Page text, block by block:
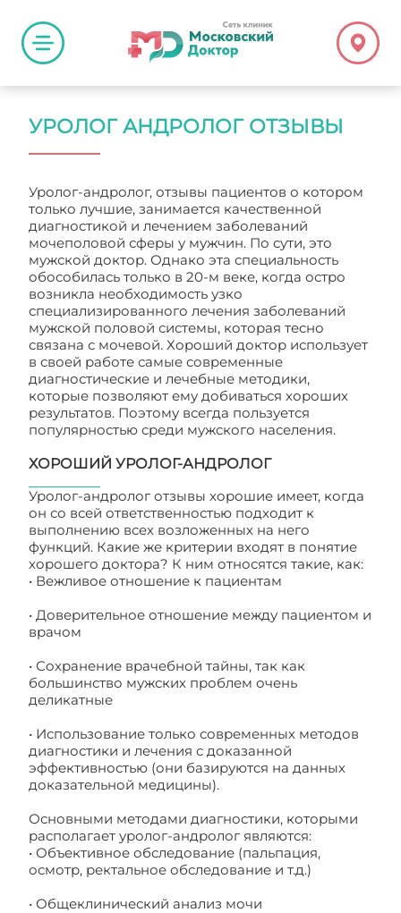
УРОЛОГ АНДРОЛОГ ОТЗЫВЫ
Уролог-андролог, отзывы пациентов о котором
только лучшие, занимается качественной
диагностикой и лечением заболеваний
мочеполовой сферы у мужчин. По сути, это
мужской доктор. Однако эта специальность
обособилась только в 20-м веке, когда остро
возникла необходимость узко
специализированного лечения заболеваний
мужской половой системы, которая тесно
связана с мочевой. Хороший доктор использует
в своей работе самые современные
диагностические и лечебные методики,
которые позволяют ему добиваться хороших
результатов. Поэтому всегда пользуется
популярностью среди мужского населения.
ХОРОШИЙ УРОЛОГ-АНДРОЛОГ
Уролог-андролог отзывы хорошие имеет, когда
он со всей ответственностью подходит к
выполнению всех возложенных на него
функций. Какие же критерии входят в понятие
хорошего доктора? К ним относятся такие, как:
• Вежливое отношение к пациентам
• Доверительное отношение между пациентом и
врачом
• Сохранение врачебной тайны, так как
большинство мужских проблем очень
деликатные
• Использование только современных методов
диагностики и лечения с доказанной
эффективностью (они базируются на данных
доказательной медицины).
Основными методами диагностики, которыми
располагает уролог-андролог являются:
• Объективное обследование (пальпация,
осмотр, ректальное обследование и т.д.)
• Общеклинический анализ мочи